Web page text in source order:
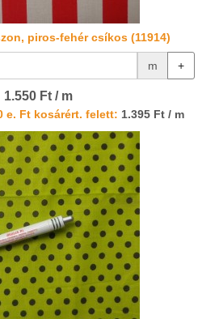
piros-fehér csíkos (11914)
m +
1.550 Ft / m
e. Ft kosárért. felett: 1.395 Ft / m